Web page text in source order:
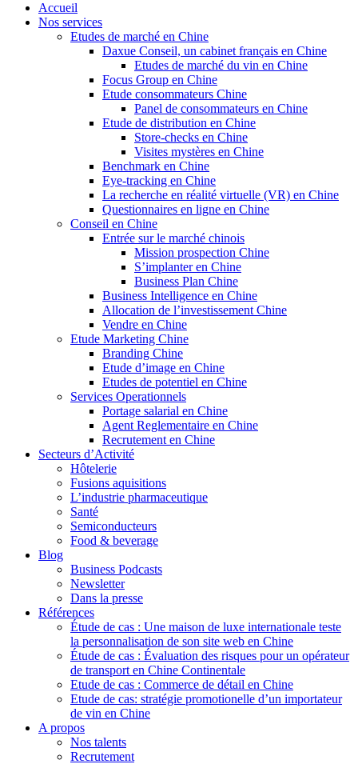
Accueil
Nos services
Etudes de marché en Chine
Daxue Conseil, un cabinet français en Chine
Etudes de marché du vin en Chine
Focus Group en Chine
Etude consommateurs Chine
Panel de consommateurs en Chine
Etude de distribution en Chine
Store-checks en Chine
Visites mystères en Chine
Benchmark en Chine
Eye-tracking en Chine
La recherche en réalité virtuelle (VR) en Chine
Questionnaires en ligne en Chine
Conseil en Chine
Entrée sur le marché chinois
Mission prospection Chine
S’implanter en Chine
Business Plan Chine
Business Intelligence en Chine
Allocation de l’investissement Chine
Vendre en Chine
Etude Marketing Chine
Branding Chine
Etude d’image en Chine
Etudes de potentiel en Chine
Services Operationnels
Portage salarial en Chine
Agent Reglementaire en Chine
Recrutement en Chine
Secteurs d’Activité
Hôtelerie
Fusions aquisitions
L’industrie pharmaceutique
Santé
Semiconducteurs
Food & beverage
Blog
Business Podcasts
Newsletter
Dans la presse
Références
Étude de cas : Une maison de luxe internationale teste
la personnalisation de son site web en Chine
Étude de cas : Évaluation des risques pour un opérateur
de transport en Chine Continentale
Etude de cas : Commerce de détail en Chine
Etude de cas: stratégie promotionelle d’un importateur
de vin en Chine
A propos
Nos talents
Recrutement